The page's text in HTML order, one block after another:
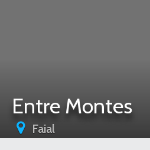
Entre Montes
Faial